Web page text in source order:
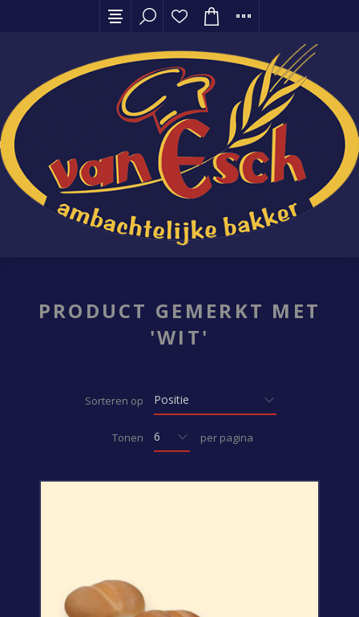
PRODUCT GEMERKT MET
'WIT'
Sorteren op
Tonen per pagina